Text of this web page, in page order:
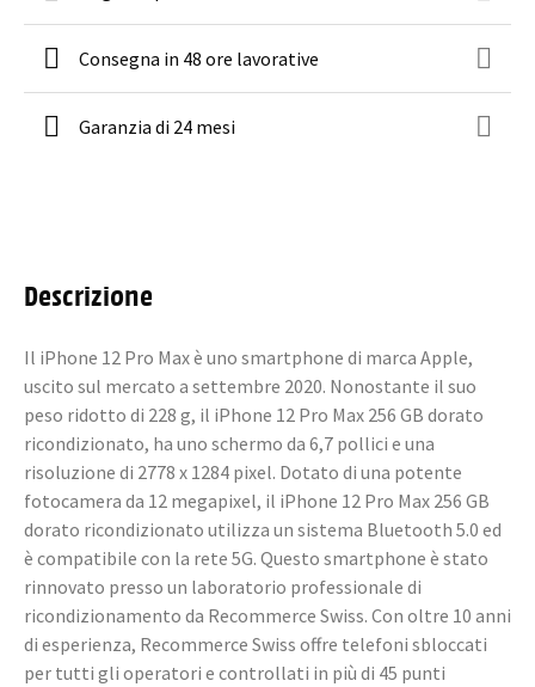
Consegna in 48 ore lavorative
Garanzia di 24 mesi
Descrizione
Il iPhone 12 Pro Max è uno smartphone di marca Apple,
uscito sul mercato a settembre 2020. Nonostante il suo
peso ridotto di 228 g, il iPhone 12 Pro Max 256 GB dorato
ricondizionato, ha uno schermo da 6,7 pollici e una
risoluzione di 2778 x 1284 pixel. Dotato di una potente
fotocamera da 12 megapixel, il iPhone 12 Pro Max 256 GB
dorato ricondizionato utilizza un sistema Bluetooth 5.0 ed
è compatibile con la rete 5G. Questo smartphone è stato
rinnovato presso un laboratorio professionale di
ricondizionamento da Recommerce Swiss. Con oltre 10 anni
di esperienza, Recommerce Swiss offre telefoni sbloccati
per tutti gli operatori e controllati in più di 45 punti